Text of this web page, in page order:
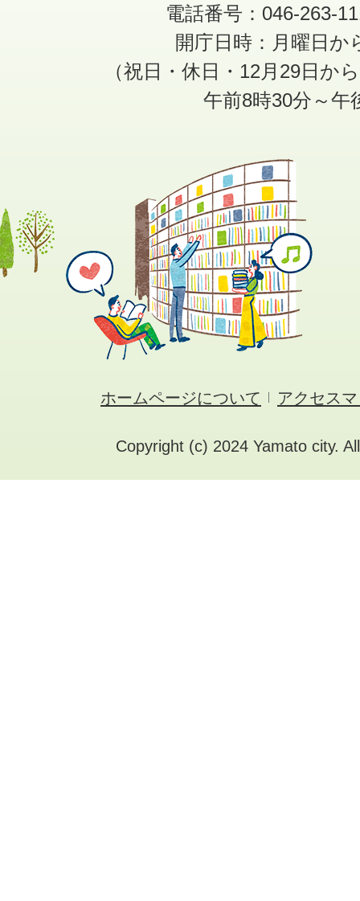
電話番号：046-263-
開庁日時：月曜日か
（祝日・休日・12月29日か
午前8時30分～午
ホームページについて アクセス
Copyright (c) 2024 Yamato city.